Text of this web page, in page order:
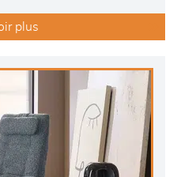
plus